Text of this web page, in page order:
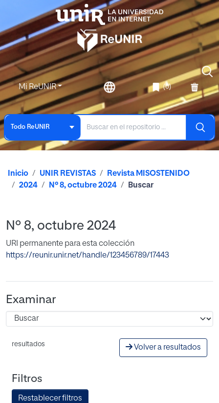
Mi ReUNIR (0)
Todo ReUNIR
Inicio UNIR REVISTAS
Revista MISOSTENIDO
2024
Nº 8, octubre 2024 Buscar
Nº 8, octubre 2024
URI permanente para esta colección
https://reunir.unir.net/handle/123456789/17443
Examinar
resultados Volver a resultados
Filtros
Restablecer filtros